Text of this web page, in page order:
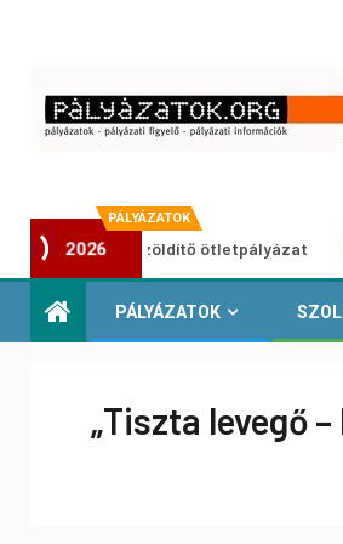
PÁLYÁZATOK
2026
Városzöldítő ötletpályázat
PÁLYÁZATOK
„Tiszta levegő